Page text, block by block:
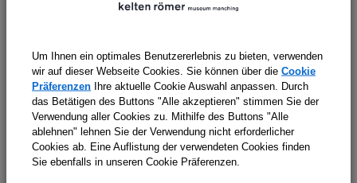
Um Ihnen ein optimales Benutzererlebnis zu bieten, verwenden
wir auf dieser Webseite Cookies. Sie können über die Cookie
Präferenzen Ihre aktuelle Cookie Auswahl anpassen. Durch
das Betätigen des Buttons "Alle akzeptieren" stimmen Sie der
Verwendung aller Cookies zu. Mithilfe des Buttons "Alle
ablehnen" lehnen Sie der Verwendung nicht erforderlicher
Cookies ab. Eine Auflistung der verwendeten Cookies finden
Sie ebenfalls in unseren Cookie Präferenzen.